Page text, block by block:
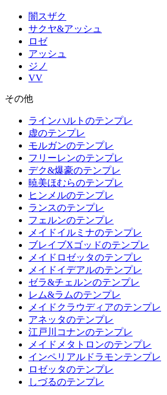
闇スザク
サクヤ&アッシュ
ロゼ
アッシュ
ジノ
VV
その他
ラインハルトのテンプレ
虚のテンプレ
モルガンのテンプレ
フリーレンのテンプレ
デク&爆豪のテンプレ
暁美ほむらのテンプレ
ヒンメルのテンプレ
ランスのテンプレ
フェルンのテンプレ
メイドイルミナのテンプレ
ブレイブXゴッドのテンプレ
メイドロゼッタのテンプレ
メイドイデアルのテンプレ
ゼラ&チェルンのテンプレ
レム&ラムのテンプレ
メイドクラウディアのテンプレ
アネッタのテンプレ
江戸川コナンのテンプレ
メイドメタトロンのテンプレ
インペリアルドラモンテンプレ
ロゼッタのテンプレ
しづるのテンプレ